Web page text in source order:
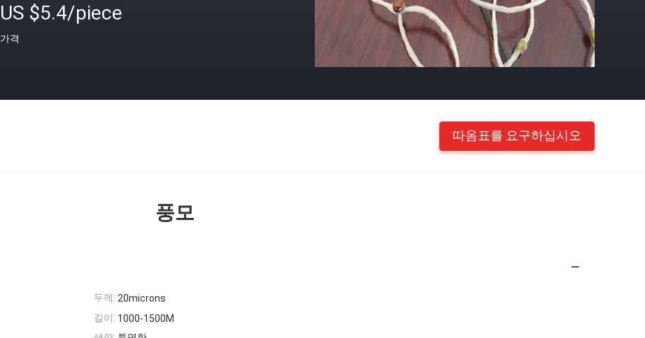
US $5.4/piece
가격
따옴표를 요구하십시오
풍모
두께: 20microns
길이: 1000-1500M